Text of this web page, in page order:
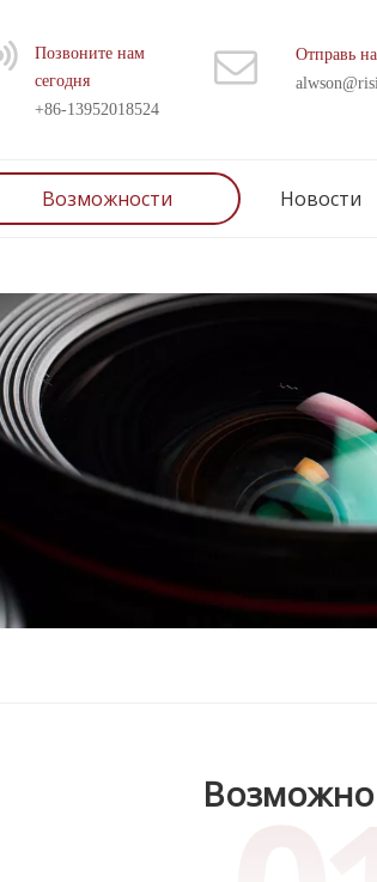
Позвоните нам
сегодня
+86-13952018524
Отправь
Возможности Новости